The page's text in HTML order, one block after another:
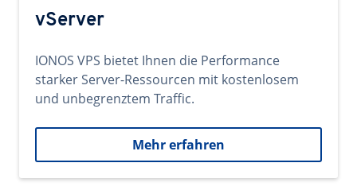
vServer
IONOS VPS bietet Ihnen die Performance
starker Server-Ressourcen mit kostenlosem
und unbegrenztem Traffic.
Mehr erfahren